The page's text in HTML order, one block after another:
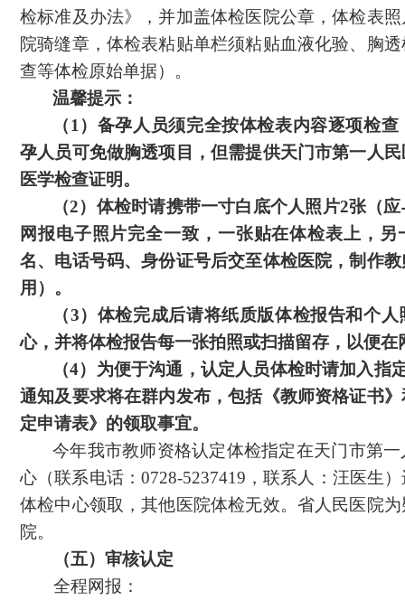
检标准及办法》，并加盖体检医院公章，体检表
院骑缝章，体检表粘贴单栏须粘贴血液化验、胸
查等体检原始单据）。
温馨提示：
（1）备孕人员须完全按体检表内容逐项检查
孕人员可免做胸透项目，但需提供天门市第一人
医学检查证明。
（2）体检时请携带一寸白底个人照片2张（
网报电子照片完全一致，一张贴在体检表上，另
名、电话号码、身份证号后交至体检医院，制作
用）。
（3）体检完成后请将纸质版体检报告和个人
心，并将体检报告每一张拍照或扫描留存，以便在
（4）为便于沟通，认定人员体检时请加入指
通知及要求将在群内发布，包括《教师资格证书
定申请表》的领取事宜。
今年我市教师资格认定体检指定在天门市第
心（联系电话： 0728-5237419，联系人：汪医生
体检中心领取，其他医院体检无效。省人民医院
院。
（五）审核认定
全程网报：